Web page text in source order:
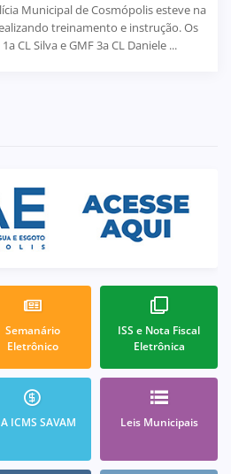
Municipal de Cosmópolis esteve na
treinamento e instrução. Os
CL Silva e GMF 3a CL Daniele ...
Semanário
Eletrônico
ISS e Nota Fiscal
Eletrônica
ICMS SAVAM Leis Municipais